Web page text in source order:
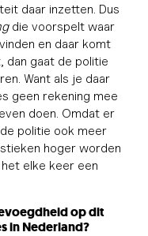
daar inzetten. Dus
die voorspelt waar
en daar komt
dan gaat de politie
Want als je daar
geen rekening mee
doen. Omdat er
politie ook meer
hoger worden
elke keer een
op dit
in Nederland?